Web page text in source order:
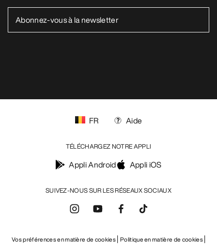
SUIVEZ-NOUS SUR LES RÉSEAUX SOCIAUX
FR Aide
TÉLÉCHARGEZ NOTRE APPLI
Appli Android Appli iOS
Vos préférences en matière de cookies Politique en matière de cookies